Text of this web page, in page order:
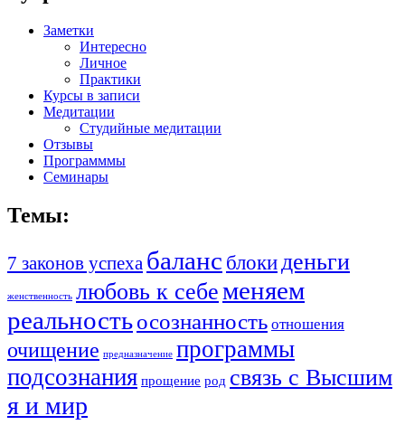
Заметки
Интересно
Личное
Практики
Курсы в записи
Медитации
Студийные медитации
Отзывы
Программмы
Семинары
Темы:
7 законов успеха баланс блоки деньги
женственность любовь к себеменяем
реальностьосознанность отношения
очищение предназначение программы
подсознания прощение род связь с Высшим
я и мир